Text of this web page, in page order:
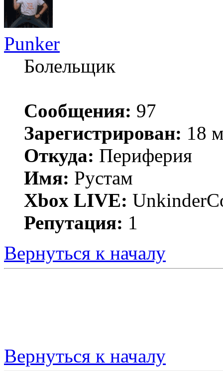
Punker
Болельщик
Сообщения: 97
Зарегистрирован: 18
Откуда: Периферия
Имя: Рустам
Xbox LIVE:
Репутация: 1
Вернуться к началу
Вернуться к началу